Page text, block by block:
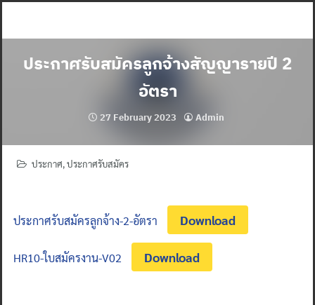
ประกาศรับสมัครลูกจ้างสัญญารายปี 2
อัตรา
27 February 2023 Admin
ประกาศ,ประกาศรับสมัคร
ประกาศรับสมัครลูกจ้าง-2-อัตรา Download
HR10-ใบสมัครงาน-V02 Download